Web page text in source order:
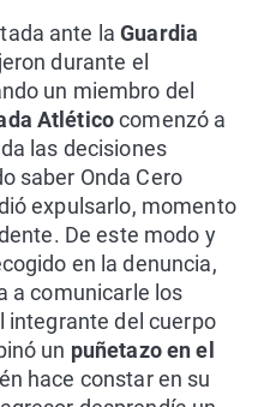
ante la Guardia
durante el
un miembro del
Atléticocomenzó a
las decisiones
saber Onda Cero
expulsarlo, momento
De este modo y
en la denuncia,
a comunicarle los
integrante del cuerpo
un puñetazo en el
hace constar en su